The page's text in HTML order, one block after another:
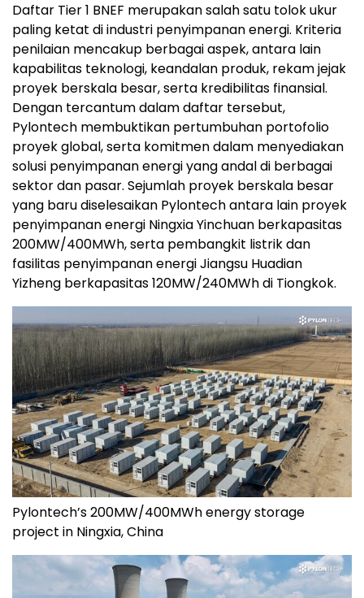
Daftar Tier 1 BNEF merupakan salah satu tolok ukur
paling ketat di industri penyimpanan energi. Kriteria
penilaian mencakup berbagai aspek, antara lain
kapabilitas teknologi, keandalan produk, rekam jejak
proyek berskala besar, serta kredibilitas finansial.
Dengan tercantum dalam daftar tersebut,
Pylontech membuktikan pertumbuhan portofolio
proyek global, serta komitmen dalam menyediakan
solusi penyimpanan energi yang andal di berbagai
sektor dan pasar. Sejumlah proyek berskala besar
yang baru diselesaikan Pylontech antara lain proyek
penyimpanan energi Ningxia Yinchuan berkapasitas
200MW/400MWh, serta pembangkit listrik dan
fasilitas penyimpanan energi Jiangsu Huadian
Yizheng berkapasitas 120MW/240MWh di Tiongkok.
Pylontech’s 200MW/400MWh energy storage
project in Ningxia, China